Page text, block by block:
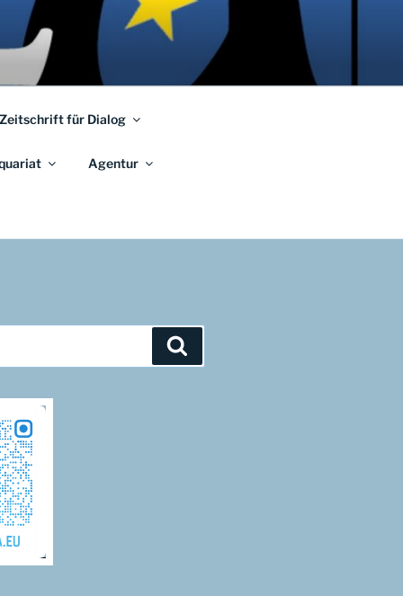
für Dialog
Agentur